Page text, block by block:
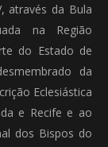
através da Bula
na Região
do Estado de
da
Eclesiástica
e Recife e ao
dos Bispos do